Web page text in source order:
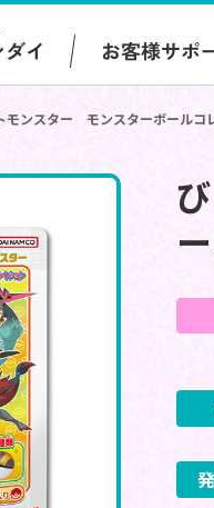
イ お客様サポ
ンスター モンスターボールコ